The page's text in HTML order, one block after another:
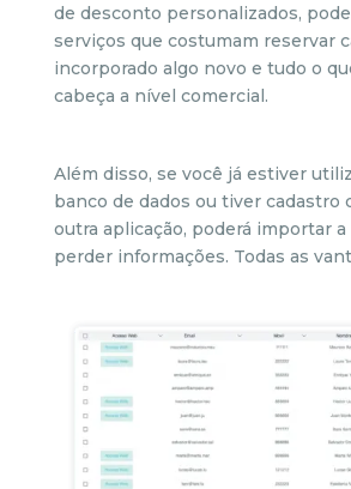
de desconto personalizados,
serviços que costumam reservar
incorporado algo novo e tudo o
cabeça a nível comercial.
Além disso, se você já estiver
banco de dados ou tiver cadastro
outra aplicação, poderá importar
perder informações. Todas as